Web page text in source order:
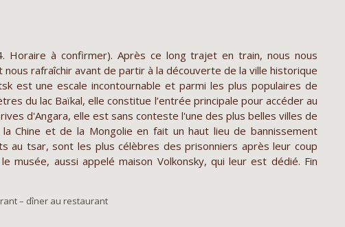
Horaire à confirmer). Après ce long trajet en train, nous nous
rafraîchir avant de partir à la découverte de la ville historique
est une escale incontournable et parmi les plus populaires de
du lac Baïkal, elle constitue l’entrée principale pour accéder au
d'Angara, elle est sans conteste l'une des plus belles villes de
Chine et de la Mongolie en fait un haut lieu de bannissement
au tsar, sont les plus célèbres des prisonniers après leur coup
musée, aussi appelé maison Volkonsky, qui leur est dédié. Fin
– dîner au restaurant